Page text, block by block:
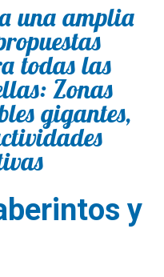
una amplia
todas las
Zonas
gigantes,
y